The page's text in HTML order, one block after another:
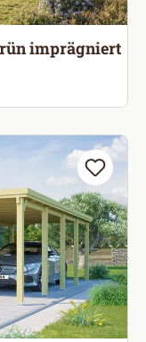
imprägniert